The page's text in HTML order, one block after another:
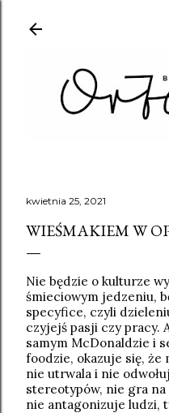
kwietnia 25, 2021
WIEŚMAKIEM W
Nie będzie o kulturze
śmieciowym jedzeniu,
specyfice, czyli
czyjejś pasji czy pracy.
samym McDonaldzie i
foodzie, okazuje się, że
nie utrwala i nie
stereotypów, nie gra
nie antagonizuje ludzi,